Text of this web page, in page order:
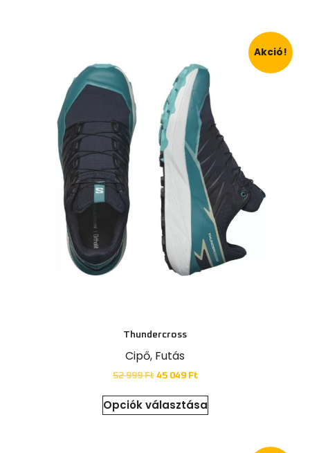
Akció!
Thundercross
Cipő, Futás
52 999Ft 45 049 Ft
Opciók választása